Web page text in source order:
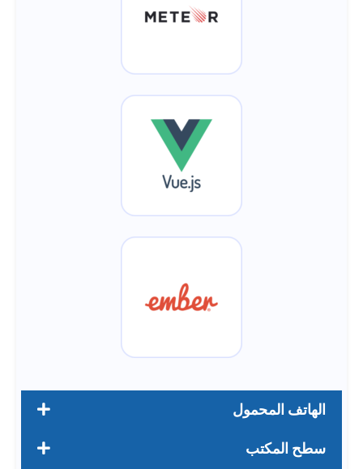
الهاتف المحمول
سطح المكتب